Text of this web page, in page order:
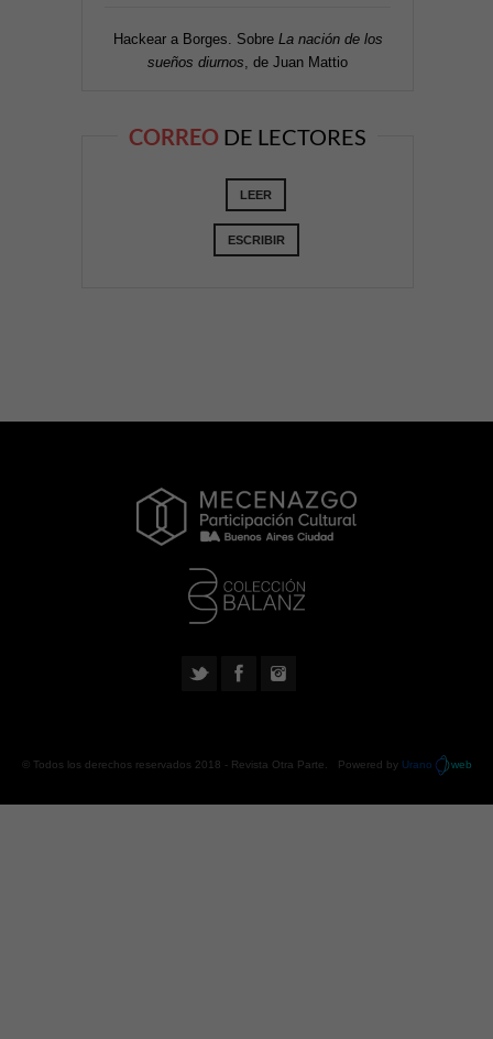
Hackear a Borges. Sobre La nación de los
sueños diurnos , de Juan Mattio
CORREO DE LECTORES
LEER
ESCRIBIR
© Todos los derechos reservados 2018 - Revista Otra Parte . Powered by Urano web